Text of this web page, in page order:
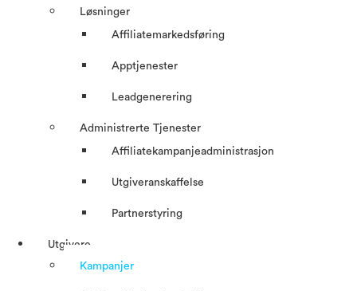
Løsninger
Affiliatemarkedsføring
Apptjenester
Leadgenerering
Administrerte Tjenester
Affiliatekampanjeadministrasjon
Utgiveranskaffelse
Partnerstyring
Utgivere
Kampanjer